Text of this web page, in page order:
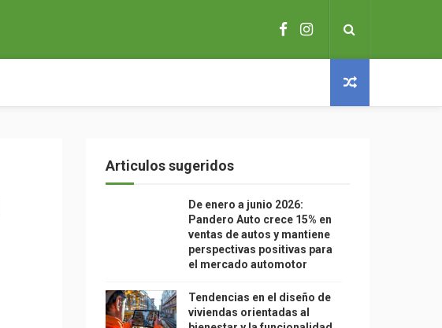
Articulos sugeridos
De enero a junio 2026:
Pandero Auto crece 15% en
ventas de autos y mantiene
perspectivas positivas para
el mercado automotor
Tendencias en el diseño de
viviendas orientadas al